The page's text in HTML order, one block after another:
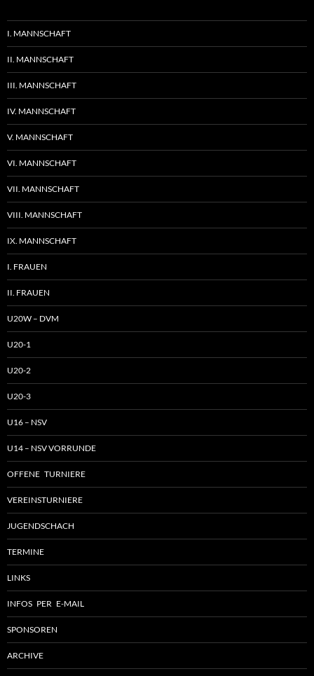
I. MANNSCHAFT
II. MANNSCHAFT
III. MANNSCHAFT
IV. MANNSCHAFT
V. MANNSCHAFT
VI. MANNSCHAFT
VII. MANNSCHAFT
VIII. MANNSCHAFT
IX. MANNSCHAFT
I. FRAUEN
II. FRAUEN
U20W – DVM
U20-1
U20-2
U20-3
U16 – NSV
U14 – NSV VORRUNDE
OFFENE TURNIERE
VEREINSTURNIERE
JUGENDSCHACH
TERMINE
LINKS
INFOS PER E-MAIL
SPONSOREN
ARCHIVE